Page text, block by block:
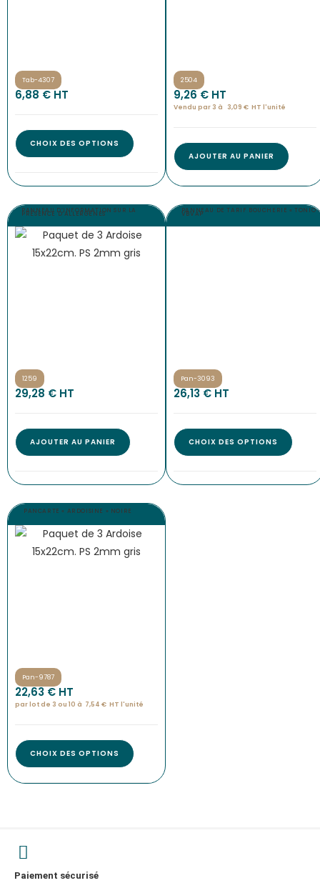
Tab-4307
6,88 € HT
CHOIX DES OPTIONS
2504
9,26 € HT
Vendu par 3 à 3,09 € HT l'unité
AJOUTER AU PANIER
PANNEAU D’INFORMATION SUR LA
PRÉSENCE D’ALLERGÈNES
1259
29,28 € HT
AJOUTER AU PANIER
PANNEAU DE TARIF BOUCHERIE « TONIO
VBVAP
Pan-3093
26,13 € HT
CHOIX DES OPTIONS
PANCARTE « ARDOISINE » NOIRE
Pan-9787
22,63 € HT
par lot de 3 ou 10 à 7,54 € HT l'unité
CHOIX DES OPTIONS
Paiement sécurisé